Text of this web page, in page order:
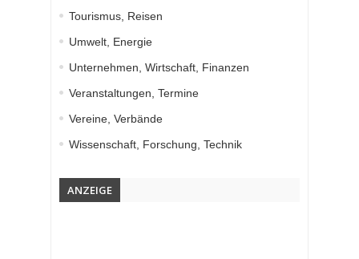
Tourismus, Reisen
Umwelt, Energie
Unternehmen, Wirtschaft, Finanzen
Veranstaltungen, Termine
Vereine, Verbände
Wissenschaft, Forschung, Technik
ANZEIGE